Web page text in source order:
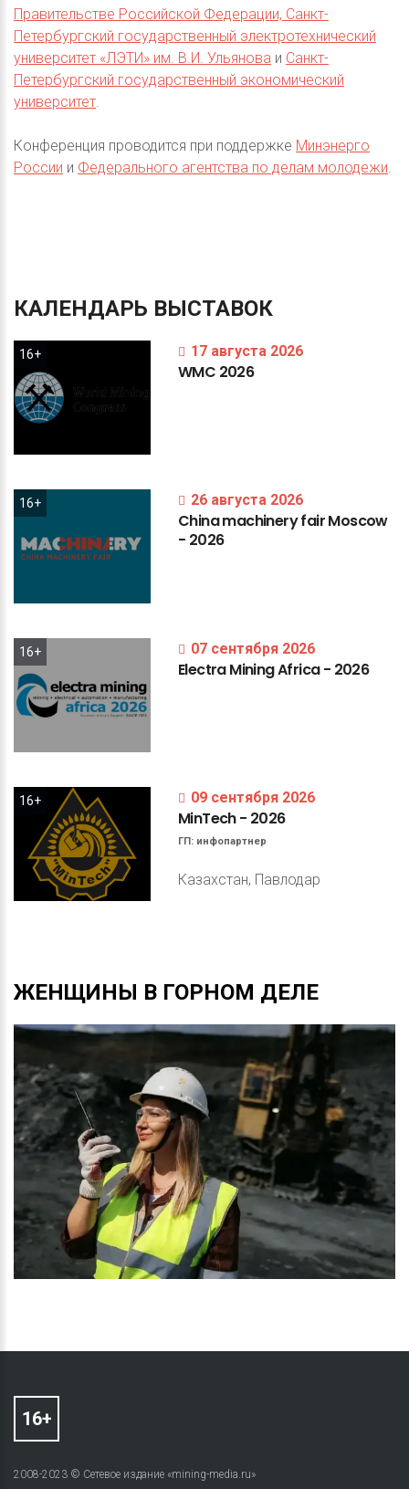
Правительстве Российской Федерации, Санкт-
Петербургский государственный электротехнический
университет «ЛЭТИ» им. В.И. Ульянова и Санкт-
Петербургский государственный экономический
университет.
Конференция проводится при поддержке Минэнерго
России и Федерального агентства по делам молодежи.
КАЛЕНДАРЬ ВЫСТАВОК
16+ 17 августа 2026
WMC 2026
16+ 26 августа 2026
ChinamachineryfairMoscow
- 2026
16+ 07 сентября 2026
ElectraMiningAfrica- 2026
16+ 09 сентября 2026
MinTech- 2026
ГП: инфопартнер
Казахстан, Павлодар
ЖЕНЩИНЫ В ГОРНОМ ДЕЛЕ
2008-2023 © Сетевое издание «mining-media.ru»